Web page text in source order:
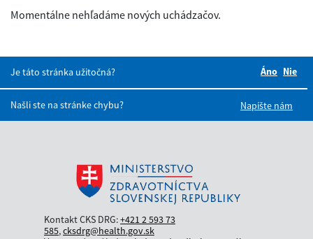
Momentálne nehľadáme nových uchádzačov.
Je táto stránka užitočná? Áno Boli
Nie
Našli ste na stránke chybu? Napíšte nám
Kontakt CKS DRG:+421 2 593 73
585,cksdrg@health.gov.sk